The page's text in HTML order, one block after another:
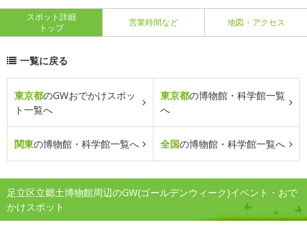
スポット詳細
トップ
営業時間など 地図・アクセス
一覧に戻る
東京都のGWおでかけスポッ
ト一覧へ
東京都の博物館・科学館一覧
へ
関東の博物館・科学館一覧へ 全国の博物館・科学館一覧へ
足立区立郷土博物館周辺のGW(ゴールデンウィーク)イベント・おで
かけスポット